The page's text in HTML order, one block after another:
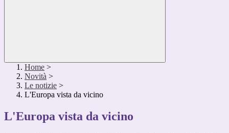
Home >
Novità >
Le notizie >
L'Europa vista da vicino
L'Europa vista da vicino